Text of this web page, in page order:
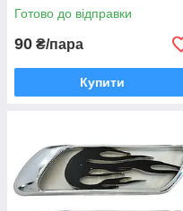
Готово до відправки
90 ₴/пара
Купити